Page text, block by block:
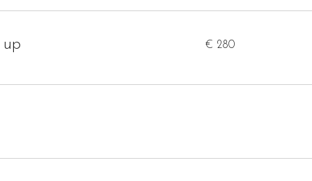
280
euro
€ 280